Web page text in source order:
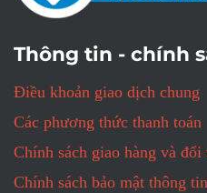
Thông tin - chính
Điều khoản giao dịch chung
Các phương thức thanh toán
Chính sách giao hàng và đổi
Chính sách bảo mật thông